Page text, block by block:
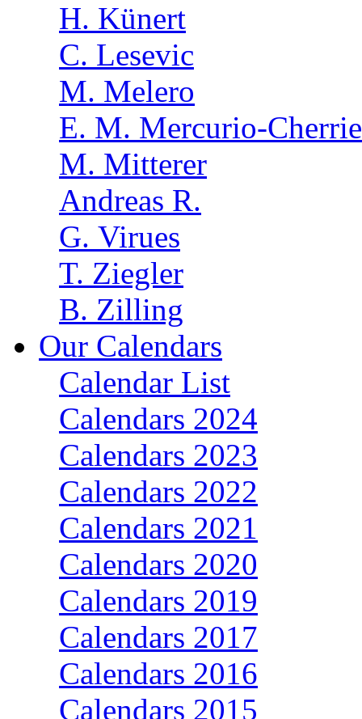
H. Künert
C. Lesevic
M. Melero
E. M. Mercurio-
M. Mitterer
Andreas R.
G. Virues
T. Ziegler
B. Zilling
Our Calendars
Calendar List
Calendars 2024
Calendars 2023
Calendars 2022
Calendars 2021
Calendars 2020
Calendars 2019
Calendars 2017
Calendars 2016
Calendars 2015